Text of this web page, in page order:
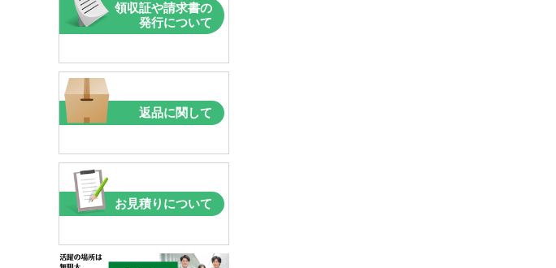
領収証や請求書の
発行について
返品に関して
お見積りについて